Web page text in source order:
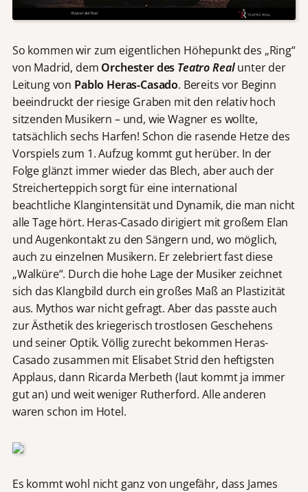
So kommen wir zum eigentlichen Höhepunkt des „Ring“
von Madrid, dem Orchester des Teatro Real unter der
Leitung von Pablo Heras-Casado. Bereits vor Beginn
beeindruckt der riesige Graben mit den relativ hoch
sitzenden Musikern – und, wie Wagner es wollte,
tatsächlich sechs Harfen! Schon die rasende Hetze des
Vorspiels zum 1. Aufzug kommt gut herüber. In der
Folge glänzt immer wieder das Blech, aber auch der
Streicherteppich sorgt für eine international
beachtliche Klangintensität und Dynamik, die man nicht
alle Tage hört. Heras-Casado dirigiert mit großem Elan
und Augenkontakt zu den Sängern und, wo möglich,
auch zu einzelnen Musikern. Er zelebriert fast diese
„Walküre“. Durch die hohe Lage der Musiker zeichnet
sich das Klangbild durch ein großes Maß an Plastizität
aus. Mythos war nicht gefragt. Aber das passte auch
zur Ästhetik des kriegerisch trostlosen Geschehens
und seiner Optik. Völlig zurecht bekommen Heras-
Casado zusammen mit Elisabet Strid den heftigsten
Applaus, dann Ricarda Merbeth (laut kommt ja immer
gut an) und weit weniger Rutherford. Alle anderen
waren schon im Hotel.
Es kommt wohl nicht ganz von ungefähr, dass James